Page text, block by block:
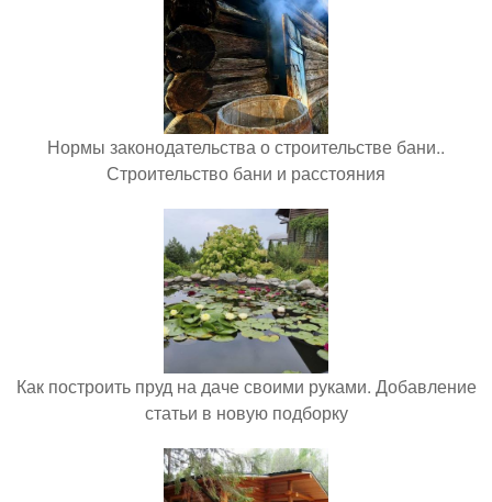
Нормы законодательства о строительстве бани..
Строительство бани и расстояния
Как построить пруд на даче своими руками. Добавление
статьи в новую подборку